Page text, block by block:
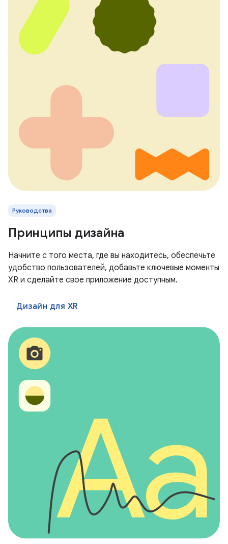
Руководства
Принципы дизайна
Начните с того места, где вы находитесь, обеспечьте
удобство пользователей, добавьте ключевые моменты
XR и сделайте свое приложение доступным.
Дизайн для XR